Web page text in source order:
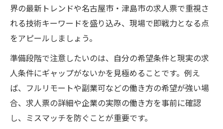
界の最新トレンドや名古屋市・津島市の求人票で重視さ
れる技術キーワードを盛り込み、現場で即戦力となる点
をアピールしましょう。
準備段階で注意したいのは、自分の希望条件と現実の求
人条件にギャップがないかを見極めることです。例え
ば、フルリモートや副業可などの働き方の希望が強い場
合、求人票の詳細や企業の実際の働き方を事前に確認
し、ミスマッチを防ぐことが重要です。